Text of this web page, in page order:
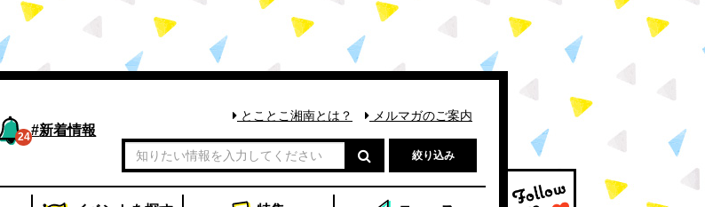
#新着情報
24
とことこ湘南とは？
メルマガのご案内
絞り込み